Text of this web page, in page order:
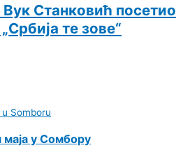
Станковић посетио
те зове“
маја у Сомбору